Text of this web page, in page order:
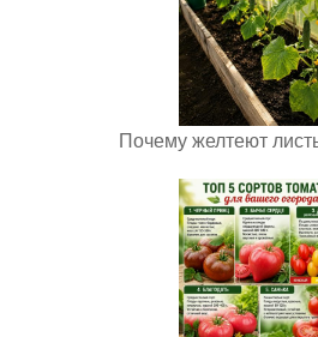
Почему желтеют